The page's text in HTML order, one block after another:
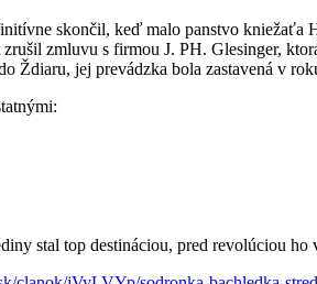
skončil, keď malo panstvo
zrušil zmluvu s firmou J. PH. Glesinger,
Ždiaru, jej prevádzka bola zastavená v
stal top destináciou, pred revolúciou ho